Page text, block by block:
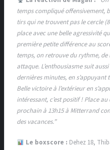
temps compliqué offensivement,
tirs qui ne trouvent pas le cercle
place avec une belle agressivité
première petite différence au
temps, on retrouve du rythme, de
attaque. L’enthousiasme suit
dernières minutes, en
Belle victoire à l’extérieur en
intéressant, c’est positif ! Place
prochain à 13h15 à Mitterrand
des vacances.”
Le boxscore : Dehez 18,